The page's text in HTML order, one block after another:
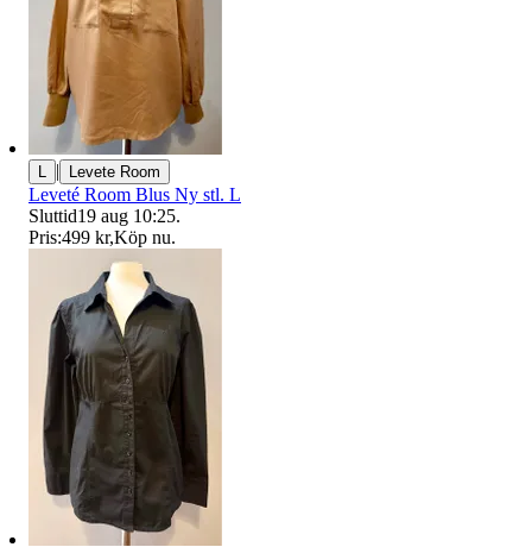
L | Levete Room
Leveté Room Blus Ny stl. L
Sluttid19 aug 10:25.
Pris:499 kr,Köp nu.